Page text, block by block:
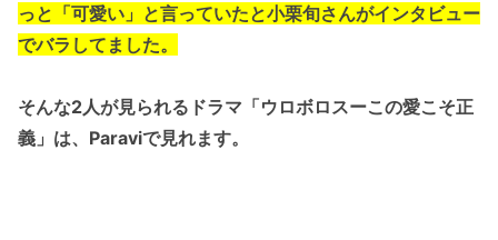
っと「可愛い」と言っていたと小栗旬さんがインタビュー
でバラしてました。
そんな2人が見られるドラマ「ウロボロスーこの愛こそ正
義」は、Paraviで見れます。